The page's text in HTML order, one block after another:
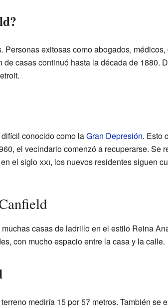
exitosas como abogados,
casas continuó hasta la década de 1880.
conocido como laGran Depresión. Esto
el vecindario comenzó a recuperarse. Se
el sigloxxi, los nuevos residentes siguen
casas de ladrillo en el estilo Reina
con mucho espacio entre la casa y la calle.
mediría 15 por 57 metros. También se